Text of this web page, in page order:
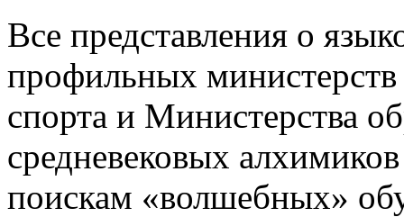
Все представления о
профильных
спорта и Министерства
средневековых
поискам «волшебных»